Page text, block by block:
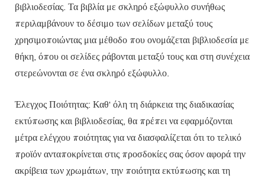
βιβλιοδεσίας. Τα βιβλία με σκληρό εξώφυλλο συνήθως
περιλαμβάνουν το δέσιμο των σελίδων μεταξύ τους
χρησιμοποιώντας μια μέθοδο που ονομάζεται βιβλιοδεσία με
θήκη, όπου οι σελίδες ράβονται μεταξύ τους και στη συνέχεια
στερεώνονται σε ένα σκληρό εξώφυλλο.
Έλεγχος Ποιότητας: Καθ' όλη τη διάρκεια της διαδικασίας
εκτύπωσης και βιβλιοδεσίας, θα πρέπει να εφαρμόζονται
μέτρα ελέγχου ποιότητας για να διασφαλίζεται ότι το τελικό
προϊόν ανταποκρίνεται στις προσδοκίες σας όσον αφορά την
ακρίβεια των χρωμάτων, την ποιότητα εκτύπωσης και τη